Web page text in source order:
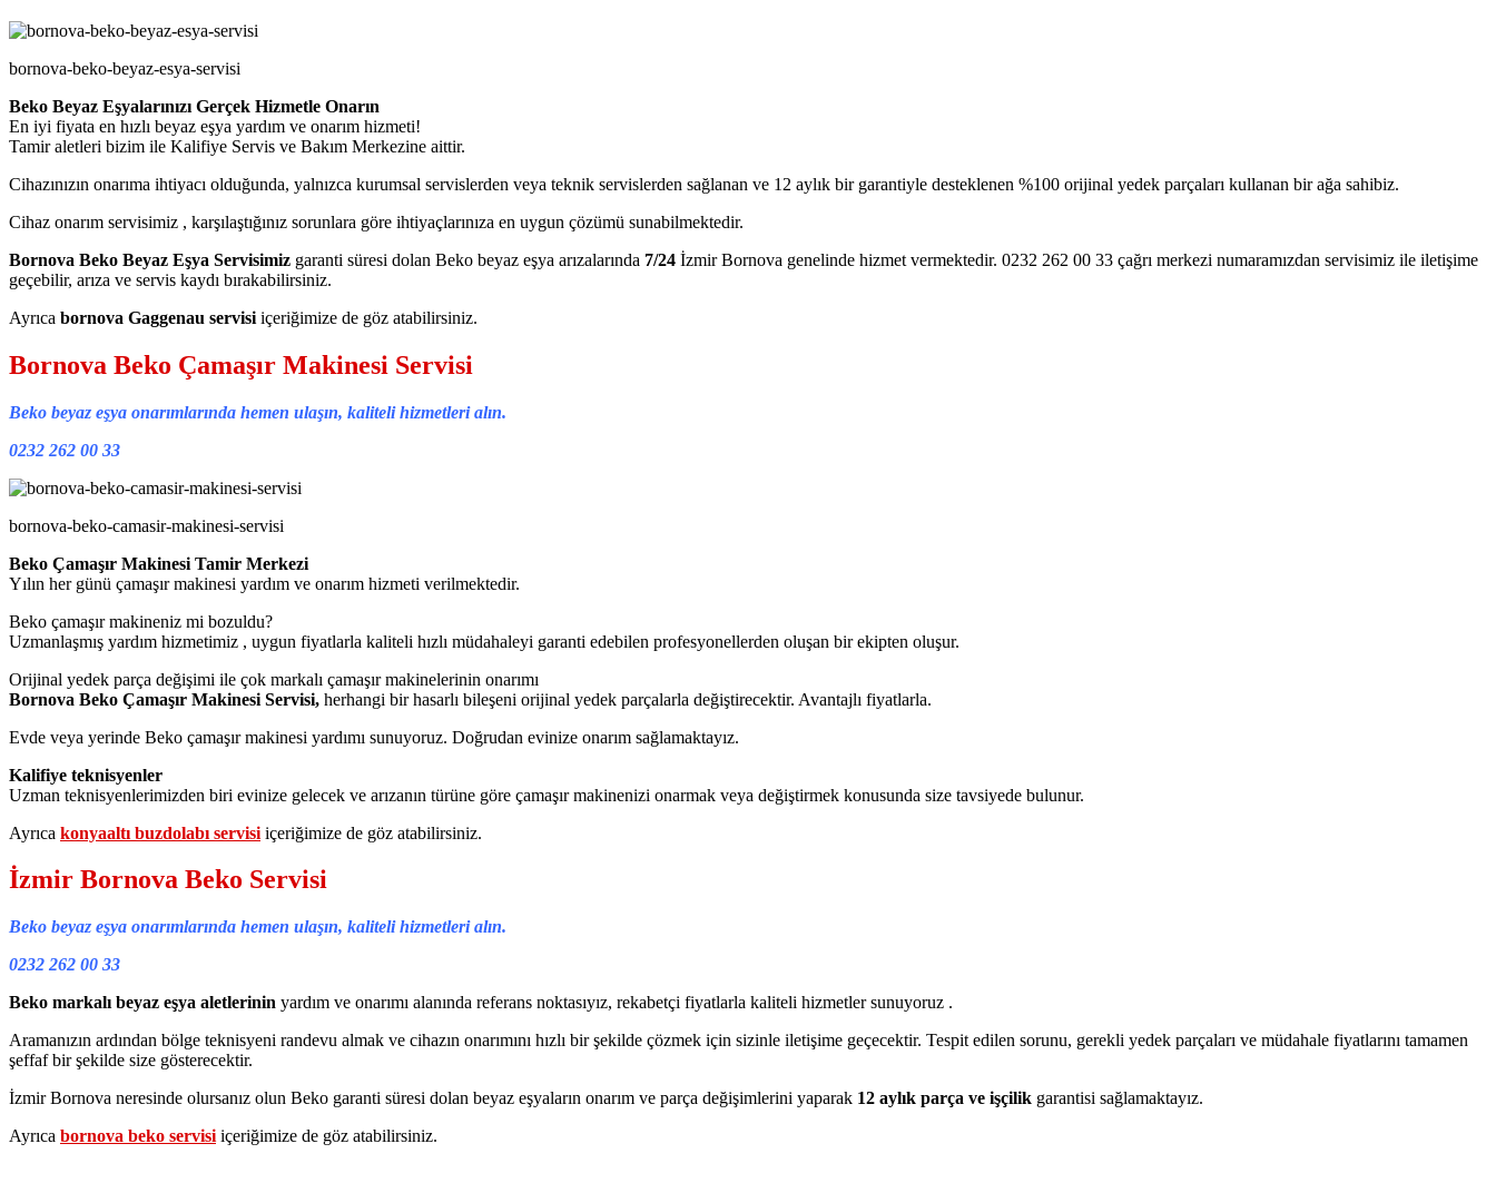
bornova-beko-beyaz-esya-servisi
Beko Beyaz Eşyalarınızı Gerçek Hizmetle Onarın
En iyi fiyata en hızlı beyaz eşya yardım ve onarım hizmeti!
Tamir aletleri bizim ile Kalifiye Servis ve Bakım Merkezine aittir.
Cihazınızın onarıma ihtiyacı olduğunda, yalnızca kurumsal servislerden veya teknik servislerden sağlanan ve 12 aylık bir garantiyle desteklenen %100 orijinal yedek parçaları kullanan bir ağa sahibiz.
Cihaz onarım servisimiz , karşılaştığınız sorunlara göre ihtiyaçlarınıza en uygun çözümü sunabilmektedir.
Bornova Beko Beyaz Eşya Servisimiz garanti süresi dolan Beko beyaz eşya arızalarında 7/24 İzmir Bornova genelinde hizmet vermektedir. 0232 262 00 33 çağrı merkezi numaramızdan servisimiz ile iletişime
geçebilir, arıza ve servis kaydı bırakabilirsiniz.
Ayrıca bornova Gaggenau servisi içeriğimize de göz atabilirsiniz.
Bornova Beko Çamaşır Makinesi Servisi
Beko beyaz eşya onarımlarında hemen ulaşın, kaliteli hizmetleri alın.
0232 262 00 33
bornova-beko-camasir-makinesi-servisi
Beko Çamaşır Makinesi Tamir Merkezi
Yılın her günü çamaşır makinesi yardım ve onarım hizmeti verilmektedir.
Beko çamaşır makineniz mi bozuldu?
Uzmanlaşmış yardım hizmetimiz , uygun fiyatlarla kaliteli hızlı müdahaleyi garanti edebilen profesyonellerden oluşan bir ekipten oluşur.
Orijinal yedek parça değişimi ile çok markalı çamaşır makinelerinin onarımı
Bornova Beko Çamaşır Makinesi Servisi, herhangi bir hasarlı bileşeni orijinal yedek parçalarla değiştirecektir. Avantajlı fiyatlarla.
Evde veya yerinde Beko çamaşır makinesi yardımı sunuyoruz. Doğrudan evinize onarım sağlamaktayız.
Kalifiye teknisyenler
Uzman teknisyenlerimizden biri evinize gelecek ve arızanın türüne göre çamaşır makinenizi onarmak veya değiştirmek konusunda size tavsiyede bulunur.
Ayrıca konyaaltı buzdolabı servisi içeriğimize de göz atabilirsiniz.
İzmir Bornova Beko Servisi
Beko beyaz eşya onarımlarında hemen ulaşın, kaliteli hizmetleri alın.
0232 262 00 33
Beko markalı beyaz eşya aletlerinin yardım ve onarımı alanında referans noktasıyız, rekabetçi fiyatlarla kaliteli hizmetler sunuyoruz .
Aramanızın ardından bölge teknisyeni randevu almak ve cihazın onarımını hızlı bir şekilde çözmek için sizinle iletişime geçecektir. Tespit edilen sorunu, gerekli yedek parçaları ve müdahale fiyatlarını tamamen
şeffaf bir şekilde size gösterecektir.
İzmir Bornova neresinde olursanız olun Beko garanti süresi dolan beyaz eşyaların onarım ve parça değişimlerini yaparak 12 aylık parça ve işçilik garantisi sağlamaktayız.
Ayrıca bornova beko servisi içeriğimize de göz atabilirsiniz.